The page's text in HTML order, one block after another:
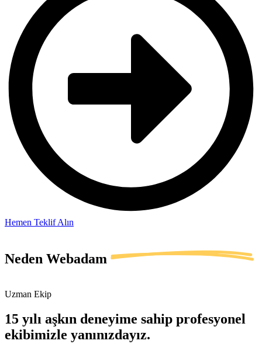
Hemen Teklif Alın
Neden Webadam
Uzman Ekip
15 yılı aşkın deneyime sahip profesyonel
ekibimizle yanınızdayız.